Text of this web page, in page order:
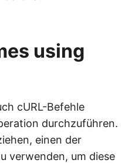
using
cURL-Befehle
durchzuführen.
einen der
verwenden, um diese